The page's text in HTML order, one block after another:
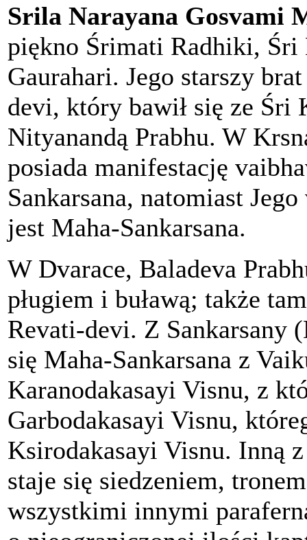
Srila Narayana Gosvami
piękno Śrimati Radhiki, Śri
Gaurahari. Jego starszy
devi, który bawił się ze Śri
Nityanandą Prabhu. W
posiada manifestację
Sankarsana, natomiast
jest Maha-Sankarsana.
W Dvarace, Baladeva
pługiem i buławą; także
Revati-devi. Z Sankarsany
się Maha-Sankarsana z
Karanodakasayi Visnu, z
Garbodakasayi Visnu,
Ksirodakasayi Visnu. Inną
staje się siedzeniem,
wszystkimi innymi